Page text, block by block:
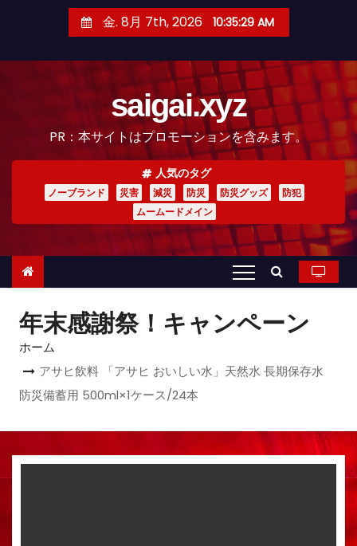
金. 8月 7th, 2026 10:35:30 AM
saigai.xyz
PR：本サイトはプロモーションを含みます。
人気のタグ
ノーブランド 災害 減災 防災 防災グッズ
防犯
ムームードメイン
年末感謝祭！キャンペーン
ホーム
アサヒ飲料 「アサヒ おいしい水」天然水 長期保存水
防災備蓄用 500ml×1ケース/24本